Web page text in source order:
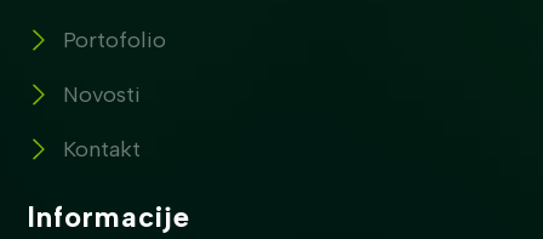
Portofolio
Novosti
Kontakt
Informacije